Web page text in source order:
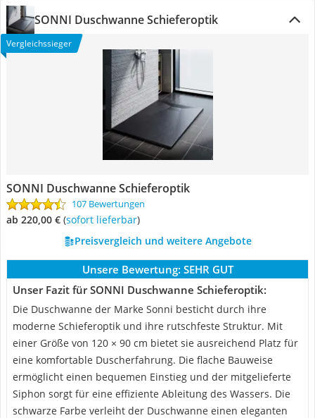
SONNI Duschwanne Schieferoptik
Vergleichssieger
SONNI Duschwanne Schieferoptik
107 Bewertungen
ab 220,00 € ( Sofort lieferbar)
Preisvergleich und weitere Angebote
Unsere Bewertung: SEHR GUT
Unser Fazit für SONNI Duschwanne Schieferoptik:
Die Duschwanne der Marke Sonni besticht durch ihre
moderne Schieferoptik und ihre rutschfeste Struktur. Mit
einer Größe von 120 × 90 cm bietet sie ausreichend Platz für
eine komfortable Duscherfahrung. Die flache Bauweise
ermöglicht einen bequemen Einstieg und der mitgelieferte
Siphon sorgt für eine effiziente Ableitung des Wassers. Die
schwarze Farbe verleiht der Duschwanne einen eleganten